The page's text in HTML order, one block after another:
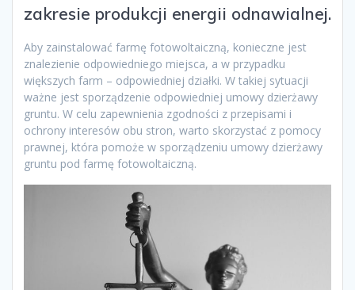
zakresie produkcji energii odnawialnej.
Aby zainstalować farmę fotowoltaiczną, konieczne jest
znalezienie odpowiedniego miejsca, a w przypadku
większych farm – odpowiedniej działki. W takiej sytuacji
ważne jest sporządzenie odpowiedniej umowy dzierżawy
gruntu. W celu zapewnienia zgodności z przepisami i
ochrony interesów obu stron, warto skorzystać z pomocy
prawnej, która pomoże w sporządzeniu umowy dzierżawy
gruntu pod farmę fotowoltaiczną.